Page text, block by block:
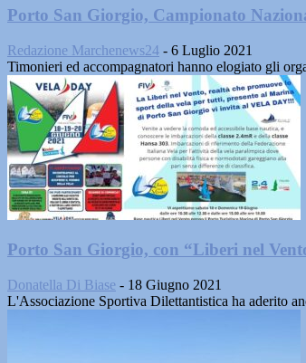
Porto San Giorgio, Campionato
Redazione Marchenews24 - 6 Luglio 2021
Timonieri ed accompagnatori hanno elogiato gli
Porto San Giorgio, con “Liberi nel
Donatella Di Biase - 18 Giugno 2021
L'Associazione Sportiva Dilettantistica ha aderito